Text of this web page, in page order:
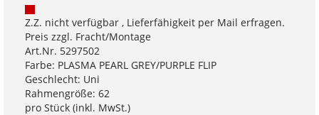
Z.Z. nicht verfügbar , Lieferfähigkeit per Mail erfragen.
Preis zzgl. Fracht/Montage
Art.Nr. 5297502
Farbe: PLASMA PEARL GREY/PURPLE FLIP
Geschlecht: Uni
Rahmengröße: 62
pro Stück (inkl. MwSt.)